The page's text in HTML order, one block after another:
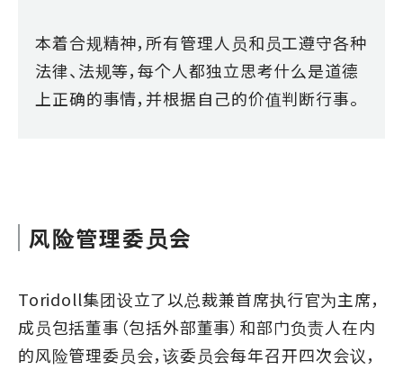
本着合规精神，所有管理人员和员工遵守各种
法律、法规等，每个人都独立思考什么是道德
上正确的事情，并根据自己的价值判断行事。
风险管理委员会
Toridoll集团设立了以总裁兼首席执行官为主席，
成员包括董事（包括外部董事）和部门负责人在内
的风险管理委员会，该委员会每年召开四次会议，